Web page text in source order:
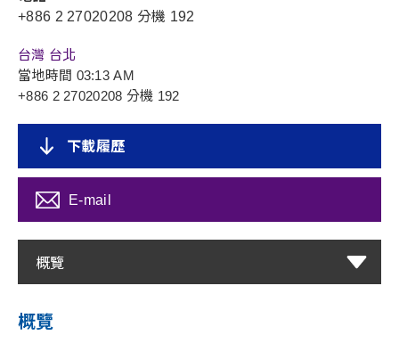
+886 2 27020208 分機 192
台灣 台北
當地時間 03:13 AM
+886 2 27020208 分機 192
下載履歷
E-mail
概覽